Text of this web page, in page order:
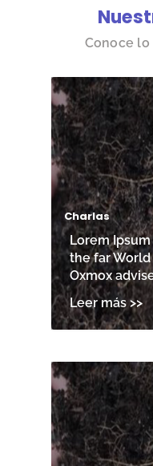
Conoce
Charlas
Lorem
the far World
Oxmox